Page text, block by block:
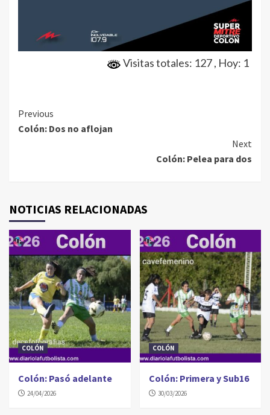
Visitas totales: 127, Hoy: 1
Continue
Reading
Previous
Colón: Dos no aflojan
Next
Colón: Pelea para dos
NOTICIAS RELACIONADAS
COLÓN
Colón: Pasó adelante
24/04/2026
COLÓN
Colón: Primera y Sub16
30/03/2026